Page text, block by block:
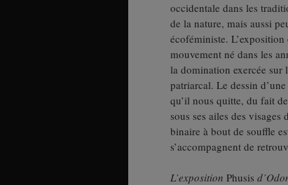
occidentale dans les
de la nature, mais aussi
écoféministe.
mouvement né dans les
la domination exercée sur
patriarcal. Le dessin
qu’il nous quitte, du fait
sous ses ailes des
binaire à bout de souffle
s’accompagnent de
L’exposition Phusis